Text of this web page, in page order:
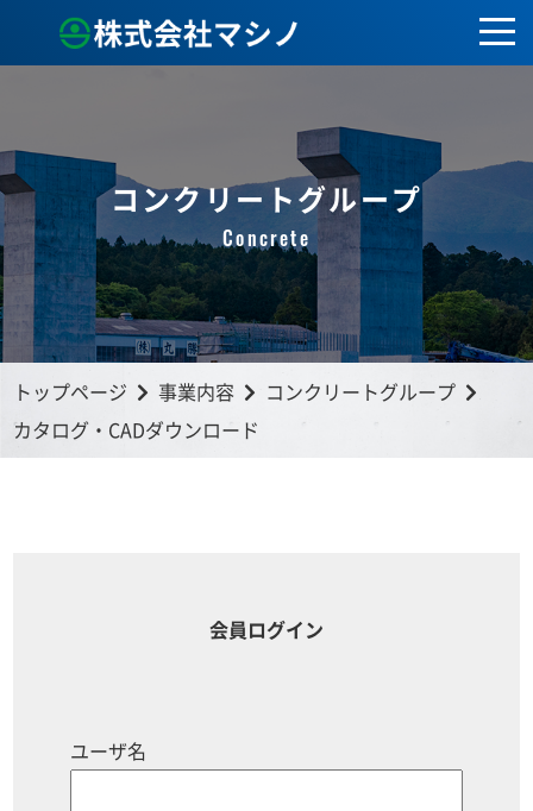
コンクリートグループ
Concrete
トップページ 事業内容
コンクリートグループ
カタログ・CADダウンロード
会員ログイン
ユーザ名